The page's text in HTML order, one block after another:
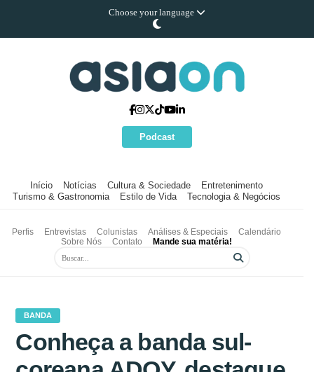
Choose your language
Podcast
Início Notícias Cultura & Sociedade
Entretenimento
Turismo & Gastronomia
Estilo de Vida Tecnologia & Negócios
Perfis Entrevistas Colunistas Análises & Especiais
Calendário
Sobre Nós
Contato Mande sua matéria!
BANDA
Conheça a banda sul-